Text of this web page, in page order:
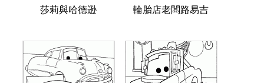
莎莉與哈德逊 輪胎店老闆路易吉